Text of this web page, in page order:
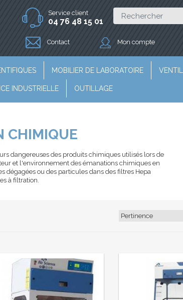
Service client
04 76 48 15 01
Contact Mon compte
MOBILIER DE LABORATOIRE
INDUSTRIELLE OUTILLAGE
CHIMIQUE
dangereuses des produits chimiques utilisés lors de
et l'environnement des émanations chimiques en
ou des particules dans des filtres Hepa
à filtration.